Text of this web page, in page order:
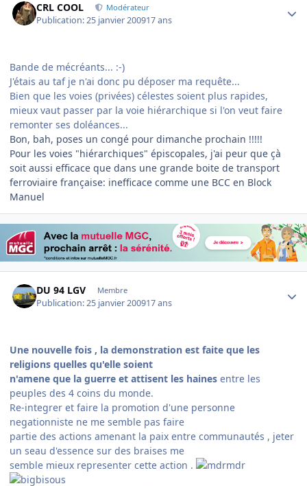
CRL COOL Modérateur
Publication:25 janvier 200917 ans
Bande de mécréants... :-)
J'étais au taf je n'ai donc pu déposer ma requête...
Bien que les voies (privées) célestes soient plus rapides,
mieux vaut passer par la voie hiérarchique si l'on veut faire
remonter ses doléances...
Bon, bah, poses un congé pour dimanche prochain !!!!!
Pour les voies "hiérarchiques" épiscopales, j'ai peur que çà
soit aussi efficace que dans une grande boite de transport
ferroviaire française: inefficace comme une BCC en Block
Manuel
DU 94 LGV Membre
Publication:25 janvier 200917 ans
Une nouvelle fois , la demonstration est faite que les
religions quelles qu'elle soient
n'amene que la guerre et attisent les haines entre les
peuples des 4 coins du monde.
Re-integrer et faire la promotion d'une personne
negationniste ne me semble pas faire
partie des actions amenant la paix entre communautés , jeter
un seau d'essence sur des braises me
semble mieux representer cette action .